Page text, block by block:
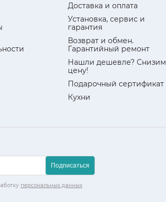
Доставка и оплата
Установка, сервис и
гарантия
Возврат и обмен.
Гарантийный ремонт
Нашли дешевле? Снизим
цену!
Подарочный сертификат
Кухни
Подписаться
персональных данных